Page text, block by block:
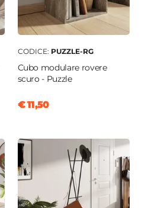
CODICE: PUZZLE-RG
Cubo modulare rovere
scuro - Puzzle
€ 11,50